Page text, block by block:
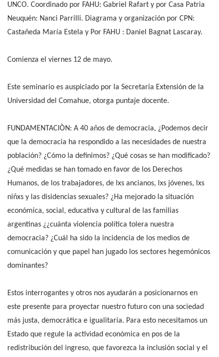
UNCO. Coordinado por FAHU: Gabriel Rafart y por Casa Patria
Neuquén: Nanci Parrilli. Diagrama y organización por CPN:
Castañeda María Estela y Por FAHU : Daniel Bagnat Lascaray.
Comienza el viernes 12 de mayo.
Este seminario es auspiciado por la Secretaria Extensión de la
Universidad del Comahue, otorga puntaje docente.
FUNDAMENTACIÒN: A 40 años de democracia, ¿Podemos decir
que la democracia ha respondido a las necesidades de nuestra
población? ¿Cómo la definimos? ¿Qué cosas se han modificado?
¿Qué medidas se han tomado en favor de los Derechos
Humanos, de los trabajadores, de lxs ancianos, lxs jóvenes, lxs
niñxs y las disidencias sexuales? ¿Ha mejorado la situación
económica, social, educativa y cultural de las familias
argentinas ¿¿cuánta violencia política tolera nuestra
democracia? ¿Cuál ha sido la incidencia de los medios de
comunicación y que papel han jugado los sectores hegemónicos
dominantes?
Estos interrogantes y otros nos ayudarán a posicionarnos en
este presente para proyectar nuestro futuro con una sociedad
más justa, democrática e igualitaria. Para esto necesitamos un
Estado que regule la actividad económica en pos de la
redistribución del ingreso, que favorezca la inclusión social y el